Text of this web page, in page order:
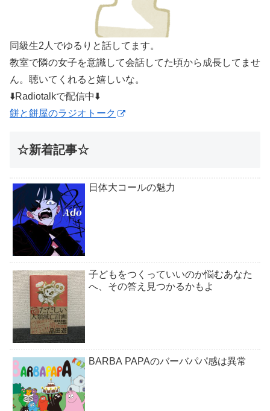
同級生2人でゆるりと話してます。
教室で隣の女子を意識して会話してた頃から成長してませ
ん。聴いてくれると嬉しいな。
⬇️Radiotalkで配信中⬇️
餅と餅屋のラジオトーク
☆新着記事☆
日体大コールの魅力
子どもをつくっていいのか悩むあなた
へ、その答え見つかるかもよ
BARBA PAPAのバーバパパ感は異常